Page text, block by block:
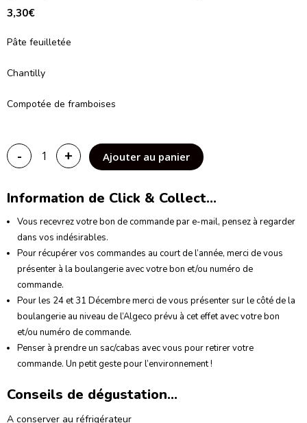
3,30€
Pâte feuilletée
Chantilly
Compotée de framboises
- + Ajouter au panier
Information de Click & Collect...
Vous recevrez votre bon de commande par e-mail, pensez à regarder
dans vos indésirables.
Pour récupérer vos commandes au court de l’année, merci de vous
présenter à la boulangerie avec votre bon et/ou numéro de
commande.
Pour les 24 et 31 Décembre merci de vous présenter sur le côté de la
boulangerie au niveau de l’Algeco prévu à cet effet avec votre bon
et/ou numéro de commande.
Penser à prendre un sac/cabas avec vous pour retirer votre
commande. Un petit geste pour l’environnement !
Conseils de dégustation...
A conserver au réfrigérateur